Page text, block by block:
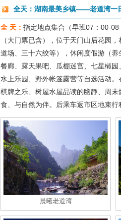
全天：湖南最美乡镇——老道湾一
全 天： 指定地点集合（早班07：00-
（大门票已含），位于天门山后花园
道场、三十六绞等），休闲度假游（
餐廊、露天果吧、瓜棚迷宫、七星椒
水上乐园、野外帐篷露营等自选活动
棋牌之乐、树屋水屋品读的幽静、周
食、与自然为伴。后乘车返市区地束行
晨曦老道湾